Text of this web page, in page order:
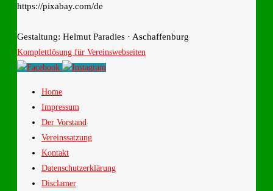
https://pixabay.com/de
Gestaltung: Helmut Paradies · Aschaffenburg
Komplettlösung für Vereinswebseiten
Home
Impressum
Der Vorstand
Vereinssatzung
Kontakt
Datenschutzerklärung
Disclamer